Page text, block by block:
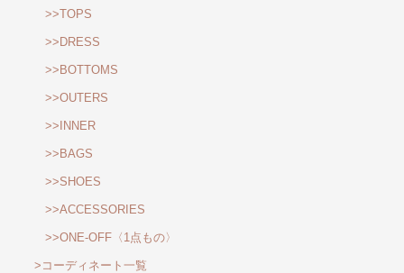
>>TOPS
>>DRESS
>>BOTTOMS
>>OUTERS
>>INNER
>>BAGS
>>SHOES
>>ACCESSORIES
>>ONE-OFF〈1点もの〉
>コーディネート一覧